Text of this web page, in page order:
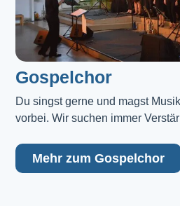
Gospelchor
Du singst gerne und magst
vorbei. Wir suchen immer
Mehr zum Gospelchor